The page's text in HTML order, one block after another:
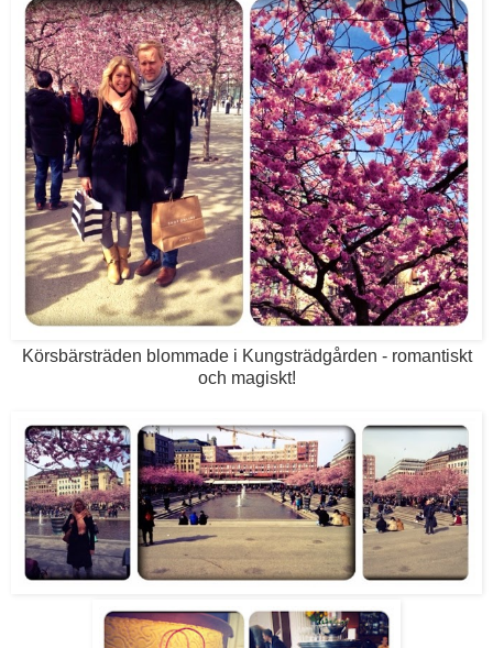
Körsbärsträden blommade i Kungsträdgården - romantiskt
och magiskt!